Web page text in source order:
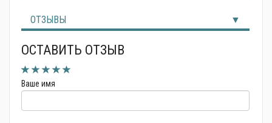
ОТЗЫВЫ
ОСТАВИТЬ ОТЗЫВ
Ваше имя